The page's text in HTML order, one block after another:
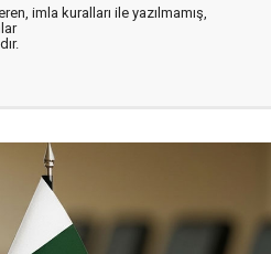
imla kuralları ile yazılmamış,